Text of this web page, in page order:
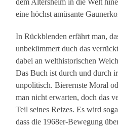
dem Altersheim in die Welt
eine höchst amüsante
In Rückblenden erfährt man,
unbekümmert duch das
dabei an welthistorischen
Das Buch ist durch und durch
unpolitisch. Bierernste Moral
man nicht erwarten, doch das
Teil seines Reizes. Es wird
dass die 1968er-Bewegung